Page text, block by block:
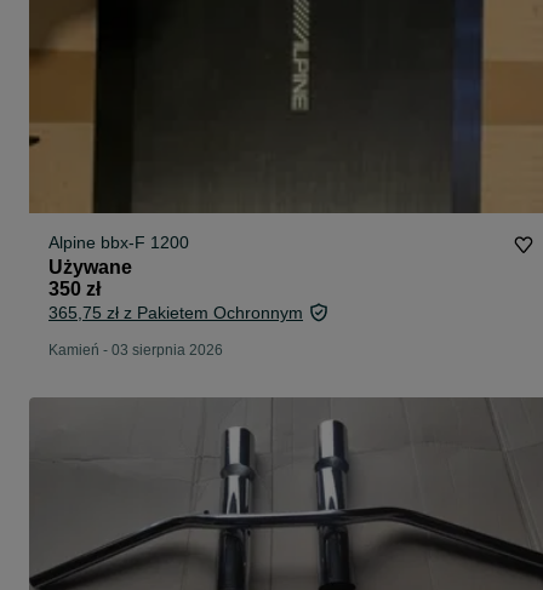
Alpine bbx-F 1200
Używane
350 zł
365,75 zł z Pakietem Ochronnym
Kamień - 03 sierpnia 2026